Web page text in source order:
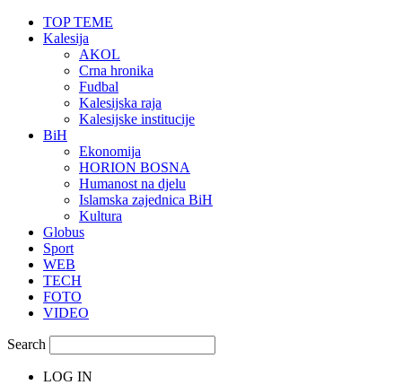
TOP TEME
Kalesija
AKOL
Crna hronika
Fudbal
Kalesijska raja
Kalesijske institucije
BiH
Ekonomija
HORION BOSNA
Humanost na djelu
Islamska zajednica BiH
Kultura
Globus
Sport
WEB
TECH
FOTO
VIDEO
Search
LOG IN